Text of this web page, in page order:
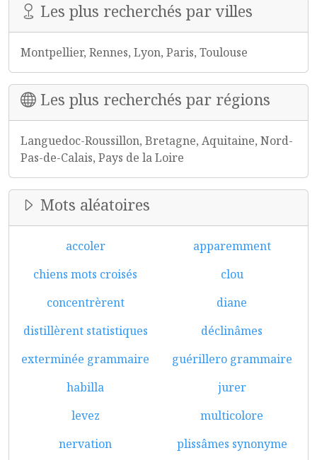
Les plus recherchés par villes
Montpellier, Rennes, Lyon, Paris, Toulouse
Les plus recherchés par régions
Languedoc-Roussillon, Bretagne, Aquitaine, Nord-
Pas-de-Calais, Pays de la Loire
Mots aléatoires
accoler
apparemment
chiens mots croisés
clou
concentrèrent
diane
distillèrent statistiques
déclinâmes
exterminée grammaire
guérillero grammaire
habilla
jurer
levez
multicolore
nervation
plissâmes synonyme